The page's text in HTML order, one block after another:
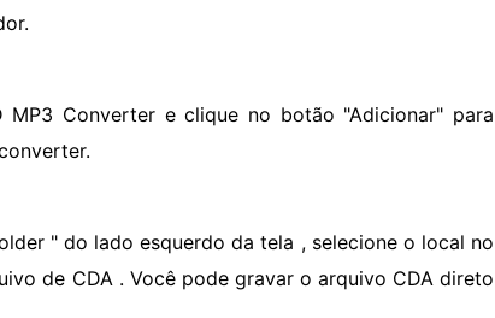
Converter e clique no botão "Adicionar" para
" do lado esquerdo da tela , selecione o local no
de CDA . Você pode gravar o arquivo CDA direto